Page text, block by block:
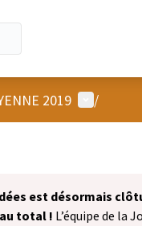
2019 Menu
/
idées est désormais
total ! L’équipe de la